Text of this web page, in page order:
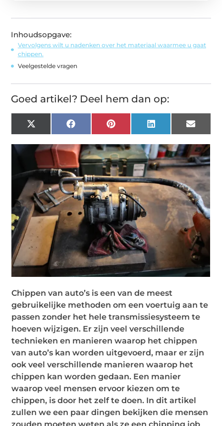
Inhoudsopgave:
Vervolgens wilt u nadenken over het materiaal waarmee u gaat
chippen.
Veelgestelde vragen
Goed artikel? Deel hem dan op:
X
(Twitter)
FacebookPinterest LinkedIn Email
Chippen van auto’s is een van de meest
gebruikelijke methoden om een voertuig aan te
passen zonder het hele transmissiesysteem te
hoeven wijzigen. Er zijn veel verschillende
technieken en manieren waarop het chippen
van auto’s kan worden uitgevoerd, maar er zijn
ook veel verschillende manieren waarop het
chippen kan worden gedaan. Een manier
waarop veel mensen ervoor kiezen om te
chippen, is door het zelf te doen. In dit artikel
zullen we een paar dingen bekijken die mensen